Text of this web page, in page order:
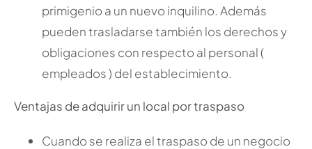
primigenio a un nuevo inquilino. Además
pueden trasladarse también los derechos y
obligaciones con respecto al personal (
empleados ) del establecimiento.
Ventajas de adquirir un local por traspaso
Cuando se realiza el traspaso de un negocio